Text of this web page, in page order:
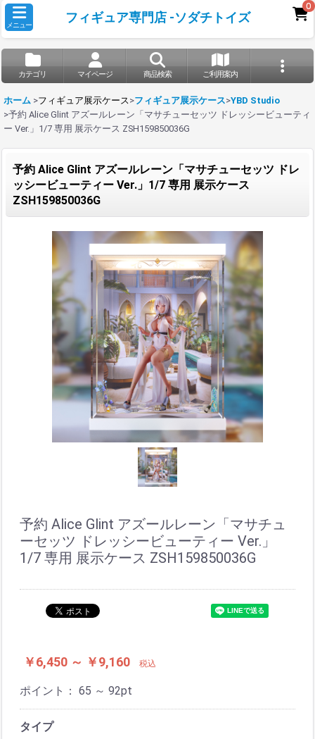
メニュー
フィギュア専門店 -ソダチトイズ
0
カテゴリ マイページ 商品検索 ご利用案内
ホーム >フィギュア展示ケース>フィギュア展示ケース>YBD Studio
>予約 Alice Glint アズールレーン「マサチューセッツ ドレッシービューティ
ー Ver.」1/7 専用 展示ケース ZSH159850036G
予約 Alice Glint アズールレーン「マサチューセッツ ドレ
ッシービューティー Ver.」1/7 専用 展示ケース
ZSH159850036G
予約 Alice Glint アズールレーン「マサチュ
ーセッツ ドレッシービューティー Ver.」
1/7 専用 展示ケース ZSH159850036G
￥6,450 ～ ￥9,160 税込
ポイント： 65 ～ 92pt
タイプ